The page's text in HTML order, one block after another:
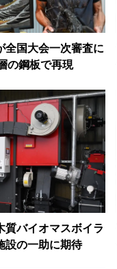
全国大会一次審査に
鋼板で再現
質バイオマスボイラ
の一助に期待